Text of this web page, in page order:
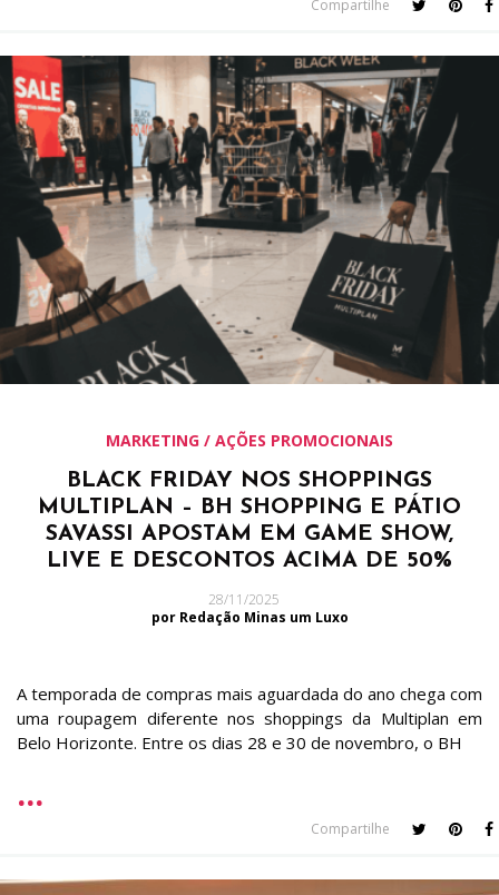
Compartilhe
MARKETING / AÇÕES PROMOCIONAIS
BLACK FRIDAY NOS SHOPPINGS
MULTIPLAN – BH SHOPPING E PÁTIO
SAVASSI APOSTAM EM GAME SHOW,
LIVE E DESCONTOS ACIMA DE 50%
28/11/2025
por Redação Minas um Luxo
A temporada de compras mais aguardada do ano chega com
uma roupagem diferente nos shoppings da Multiplan em
Belo Horizonte. Entre os dias 28 e 30 de novembro, o BH
Compartilhe